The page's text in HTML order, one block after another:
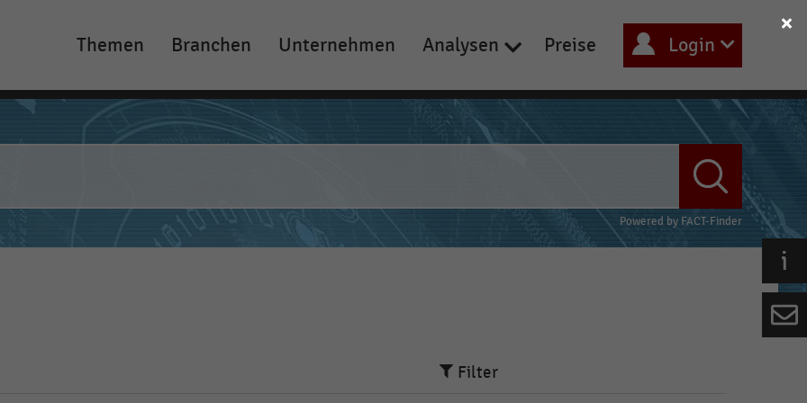
Main
navigation
Themen Branchen Unternehmen Analysen Preise Login
Powered by FACT-Finder
Filter